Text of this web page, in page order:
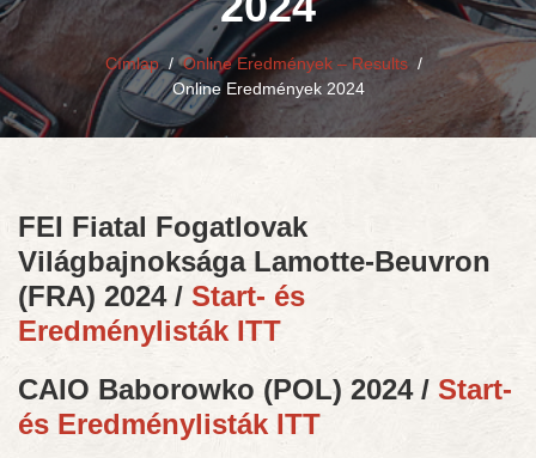
Címlap/Online Eredmények – Results/
Online Eredmények 2024
FEI Fiatal Fogatlovak
Világbajnoksága Lamotte-Beuvron
(FRA) 2024 / Start- és
Eredménylisták ITT
CAIO Baborowko (POL) 2024 / Start-
és Eredménylisták ITT